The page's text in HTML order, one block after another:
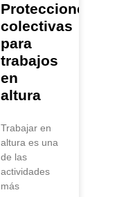
Protecciones
colectivas
para
trabajos
en
altura
Trabajar en
altura es una
de las
actividades
más